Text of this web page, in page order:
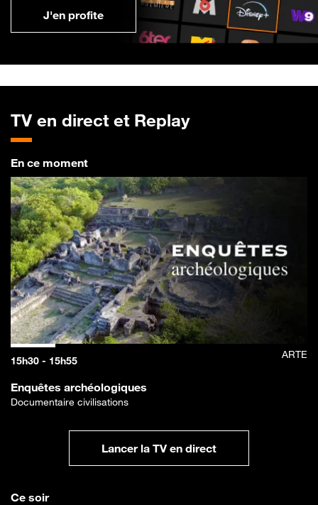
J'en profite
TV en direct et Replay
En ce moment
15h30 - 15h55
ARTE
Enquêtes archéologiques
Documentaire civilisations
Lancer la TV en direct
Ce soir